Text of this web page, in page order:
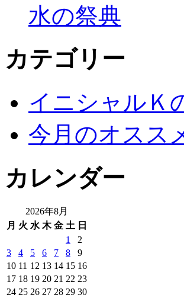
水の祭典
カテゴリー
イニシャルＫ
今月のオスス
カレンダー
2026年8月
月 火 水 木 金 土 日
1
2
3
4 5 6 7 8
9
10 11 12 13 14 15 16
17 18 19 20 21 22 23
24 25 26 27 28 29 30